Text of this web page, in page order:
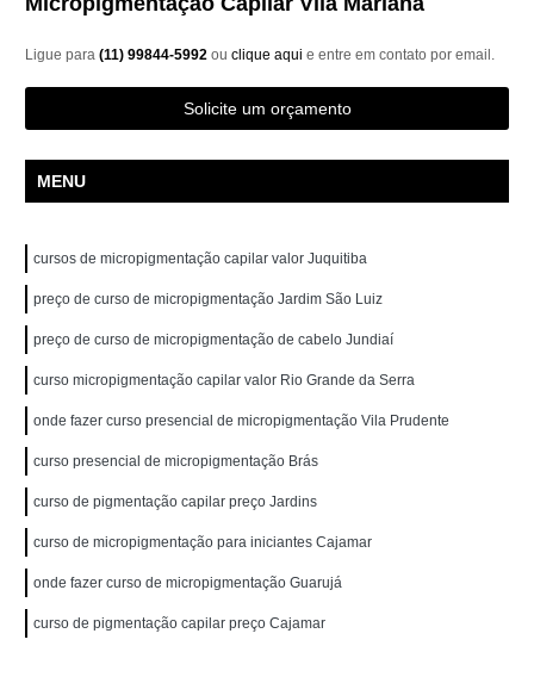
Ligue para(11) 99844-5992ouclique aqui e entre em contato por email.
Solicite um orçamento
MENU
cursos de micropigmentação capilar valor Juquitiba
preço de curso de micropigmentação Jardim São Luiz
preço de curso de micropigmentação de cabelo Jundiaí
curso micropigmentação capilar valor Rio Grande da Serra
onde fazer curso presencial de micropigmentação Vila Prudente
curso presencial de micropigmentação Brás
curso de pigmentação capilar preço Jardins
curso de micropigmentação para iniciantes Cajamar
onde fazer curso de micropigmentação Guarujá
curso de pigmentação capilar preço Cajamar